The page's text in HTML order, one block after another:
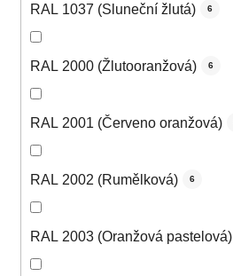
RAL 1037 (Sluneční žlutá) 6
RAL 2000 (Žlutooranžová) 6
RAL 2001 (Červeno oranžová)
RAL 2002 (Rumělková) 6
RAL 2003 (Oranžová pastelová)